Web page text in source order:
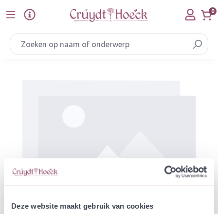
Deze website maakt gebruik van cookies
Ga naar de hoofdinhoud 0